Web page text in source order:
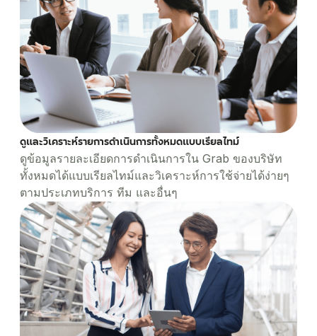
ดูและวิเคราะห์รายการดำเนินการทั้งหมดแบบเรียลไทม์
ดูข้อมูลรายละเอียดการดำเนินการใน Grab ของบริษัท
ทั้งหมดได้แบบเรียลไทม์และวิเคราะห์การใช้จ่ายได้ง่ายๆ
ตามประเภทบริการ ทีม และอื่นๆ